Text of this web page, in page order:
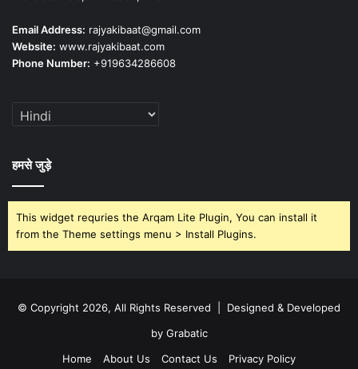
Email Address: rajyakibaat@gmail.com
Website: www.rajyakibaat.com
Phone Number: +919634286608
हमसे जुड़े
This widget requries the Arqam Lite Plugin, You can install it
from the Theme settings menu > Install Plugins.
© Copyright 2026, All Rights Reserved | Designed & Developed
by Grabatic
Home
About Us Contact Us Privacy Policy